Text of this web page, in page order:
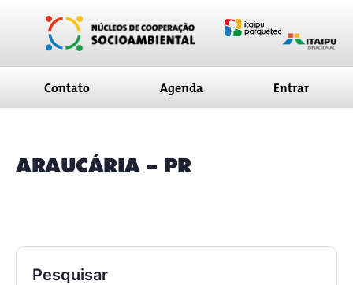
conteúdo
Contato Agenda Entrar
ARAUCÁRIA – PR
Pesquisar